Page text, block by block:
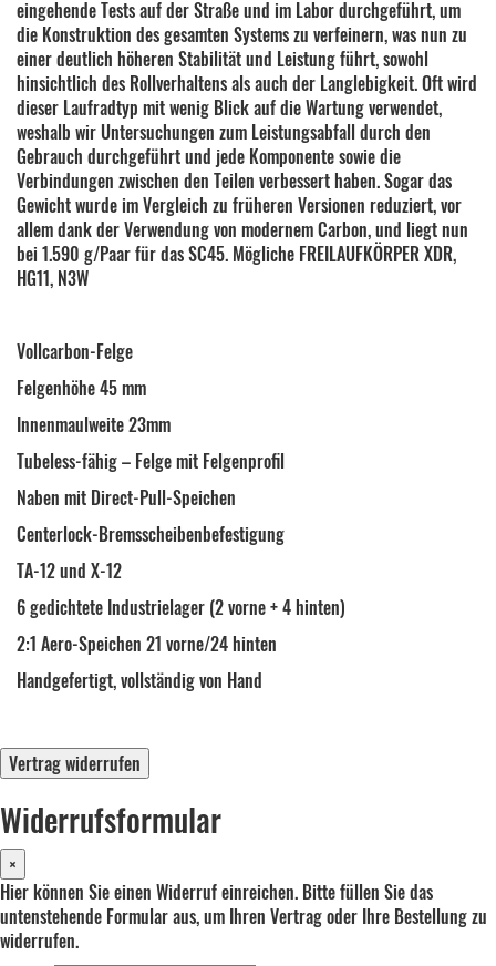
eingehende Tests auf der Straße und im Labor durchgeführt, um
die Konstruktion des gesamten Systems zu verfeinern, was nun zu
einer deutlich höheren Stabilität und Leistung führt, sowohl
hinsichtlich des Rollverhaltens als auch der Langlebigkeit. Oft wird
dieser Laufradtyp mit wenig Blick auf die Wartung verwendet,
weshalb wir Untersuchungen zum Leistungsabfall durch den
Gebrauch durchgeführt und jede Komponente sowie die
Verbindungen zwischen den Teilen verbessert haben. Sogar das
Gewicht wurde im Vergleich zu früheren Versionen reduziert, vor
allem dank der Verwendung von modernem Carbon, und liegt nun
bei 1.590 g/Paar für das SC45. Mögliche FREILAUFKÖRPER XDR,
HG11, N3W
Vollcarbon-Felge
Felgenhöhe 45 mm
Innenmaulweite 23mm
Tubeless-fähig – Felge mit Felgenprofil
Naben mit Direct-Pull-Speichen
Centerlock-Bremsscheibenbefestigung
TA-12 und X-12
6 gedichtete Industrielager (2 vorne + 4 hinten)
2:1 Aero-Speichen 21 vorne/24 hinten
Handgefertigt, vollständig von Hand
Vertrag widerrufen
Widerrufsformular
×
Hier können Sie einen Widerruf einreichen. Bitte füllen Sie das
untenstehende Formular aus, um Ihren Vertrag oder Ihre Bestellung zu
widerrufen.